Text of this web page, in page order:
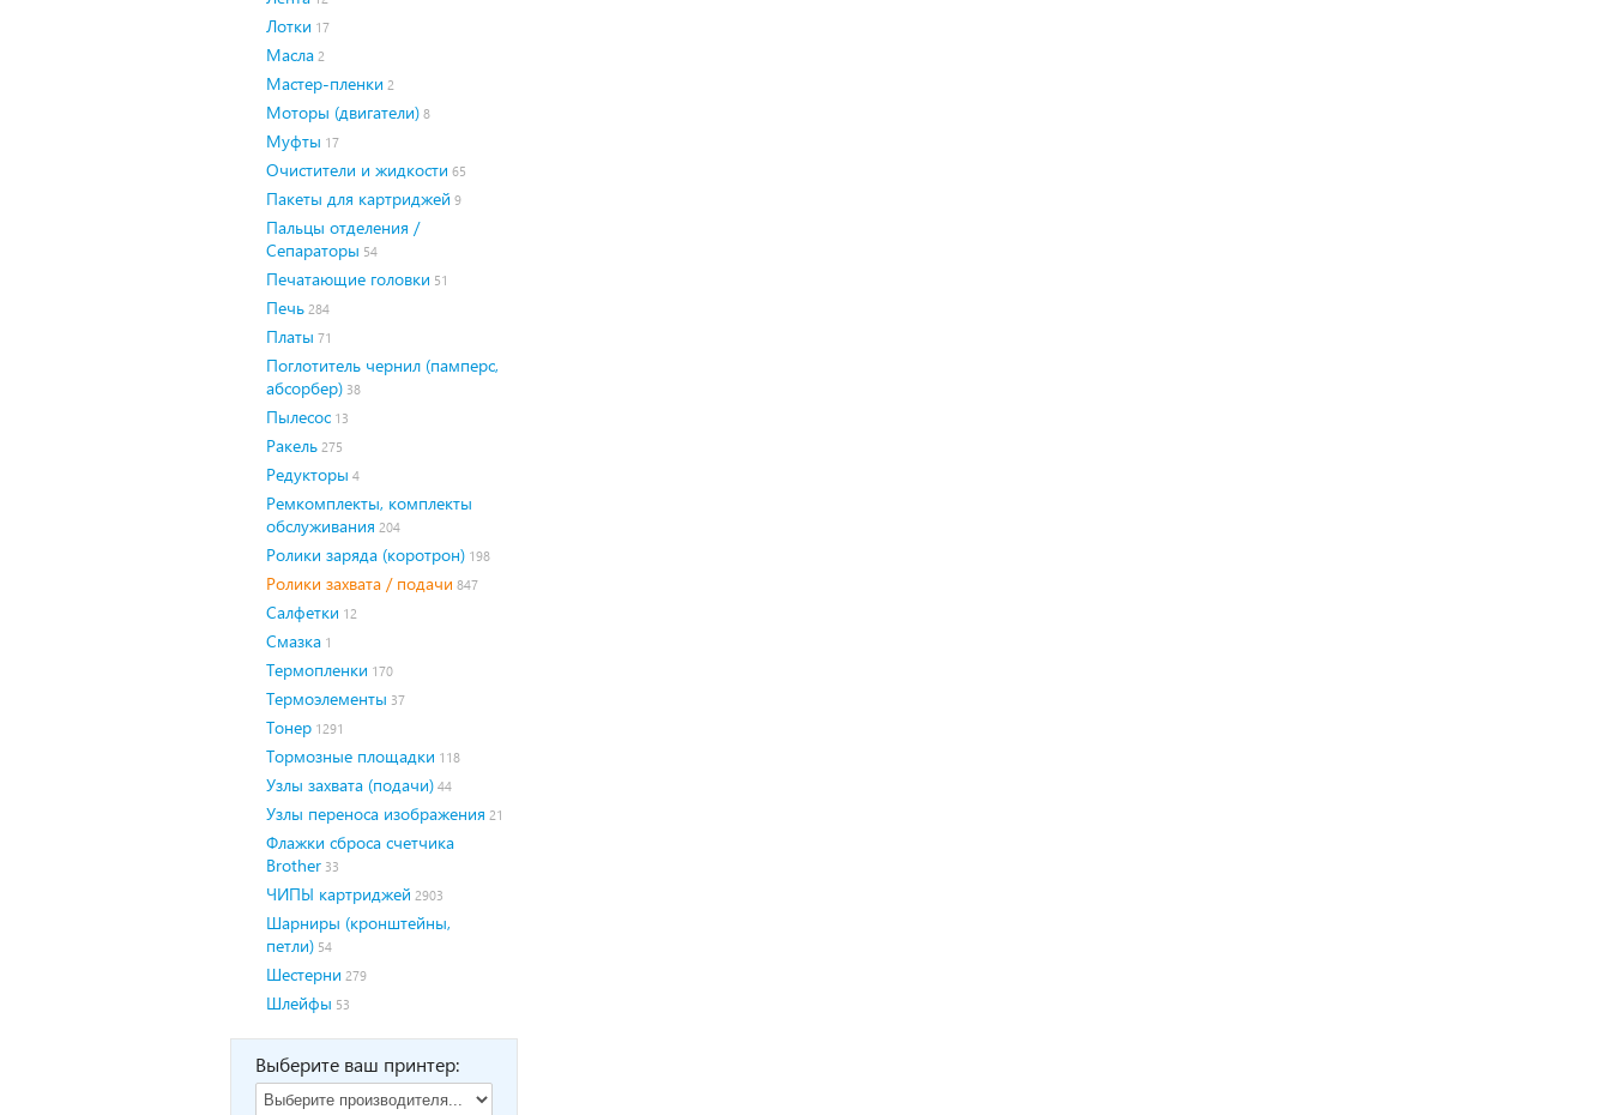
Лотки 17
Масла 2
Мастер-пленки 2
Моторы (двигатели) 8
Муфты 17
Очистители и жидкости 65
Пакеты для картриджей 9
Пальцы отделения /
Сепараторы 54
Печатающие головки 51
Печь 284
Платы 71
Поглотитель чернил (памперс,
абсорбер) 38
Пылесос 13
Ракель 275
Редукторы 4
Ремкомплекты, комплекты
обслуживания 204
Ролики заряда (коротрон) 198
Ролики захвата / подачи 847
Салфетки 12
Смазка 1
Термопленки 170
Термоэлементы 37
Тонер 1291
Тормозные площадки 118
Узлы захвата (подачи) 44
Узлы переноса изображения 21
Флажки сброса счетчика
Brother 33
ЧИПЫ картриджей 2903
Шарниры (кронштейны,
петли) 54
Шестерни 279
Шлейфы 53
Выберите ваш принтер: